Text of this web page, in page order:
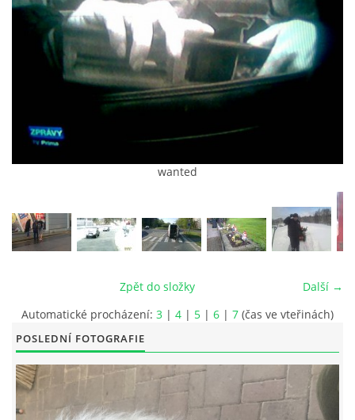
Pepouch
+420605716650
pepouch@seznam.cz
Nahoru ↑
wanted
Další →
Zpět do složky
Automatické procházení: 3 | 4 | 5 | 6 | 7 (čas ve vteřinách)
POSLEDNÍ FOTOGRAFIE